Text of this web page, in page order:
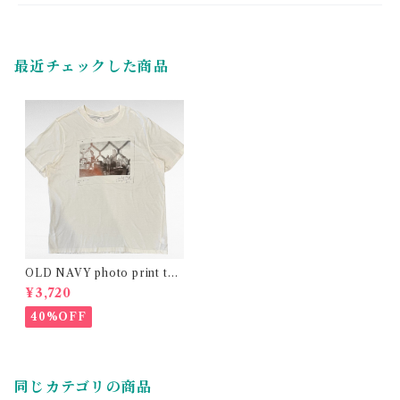
最近チェックした商品
OLD NAVY photo print t-s
hirt
¥3,720
40%OFF
同じカテゴリの商品